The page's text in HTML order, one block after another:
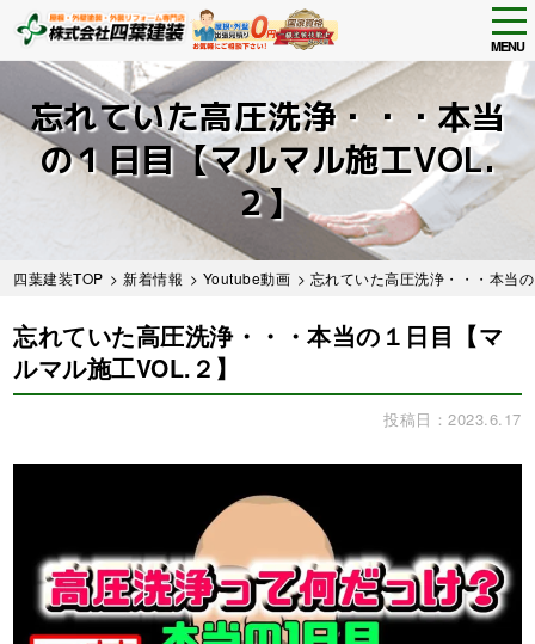
main
content
MENU
忘れていた高圧洗浄・・・本当
の１日目【マルマル施工VOL.
２】
四葉建装TOP >新着情報 > Youtube動画 > 忘れていた高圧洗浄・・・本当
忘れていた高圧洗浄・・・本当の１日目【マ
ルマル施工VOL.２】
投稿日：2023.6.17